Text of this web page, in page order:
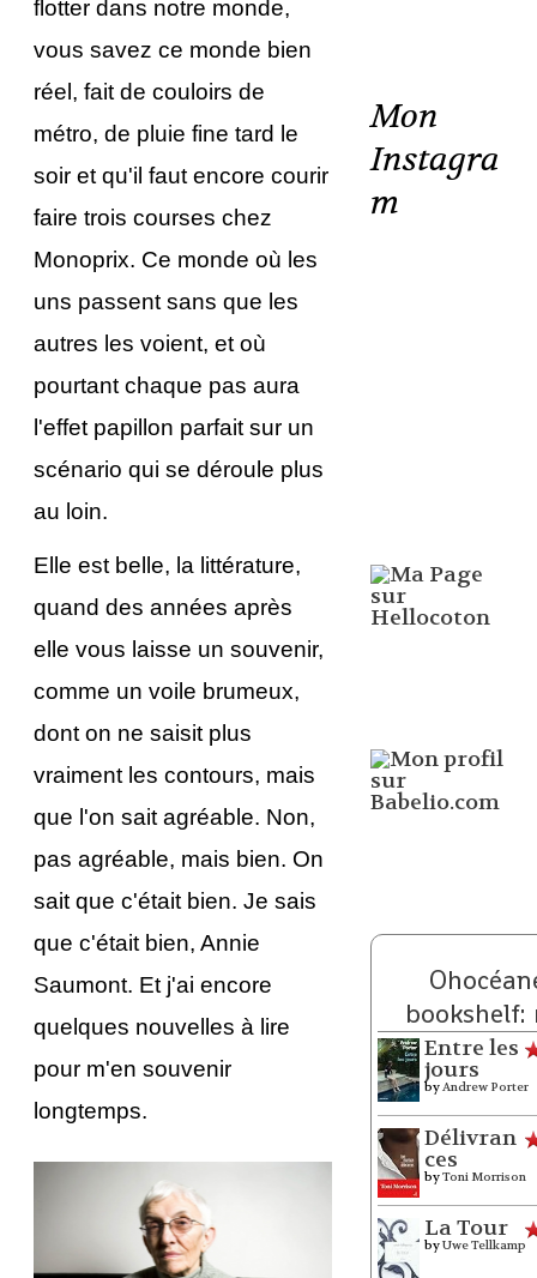
flotter dans notre monde,
vous savez ce monde bien
réel, fait de couloirs de
métro, de pluie fine tard le
soir et qu'il faut encore courir
faire trois courses chez
Monoprix. Ce monde où les
uns passent sans que les
autres les voient, et où
pourtant chaque pas aura
l'effet papillon parfait sur un
scénario qui se déroule plus
au loin.
Elle est belle, la littérature,
quand des années après
elle vous laisse un souvenir,
comme un voile brumeux,
dont on ne saisit plus
vraiment les contours, mais
que l'on sait agréable. Non,
pas agréable, mais bien. On
sait que c'était bien. Je sais
que c'était bien, Annie
Saumont. Et j'ai encore
quelques nouvelles à lire
pour m'en souvenir
longtemps.
Mon
Instagra
m
bookshelf:
Entre les
jours
byAndrew Porter
Délivran
ces
byToni Morrison
La Tour
byUwe Tellkamp